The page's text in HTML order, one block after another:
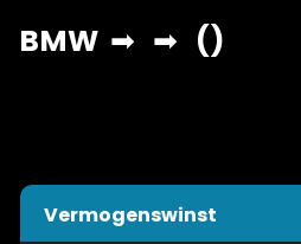
Vermogenswinst